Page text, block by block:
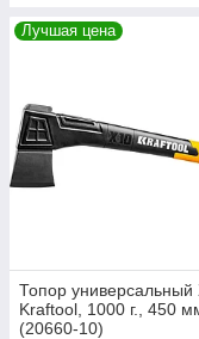
Лучшая цена
Топор универсальный
Kraftool, 1000 г., 450
(20660-10)